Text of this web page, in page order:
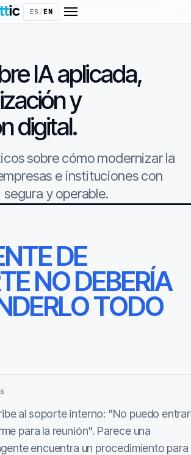
ES /EN
IA aplicada,
y
digital.
sobre cómo modernizar la
e instituciones con
y operable.
DE
NO DEBERÍA
TODO
al soporte interno: "No puedo entrar
para la reunión". Parece una
encuentra un procedimiento para